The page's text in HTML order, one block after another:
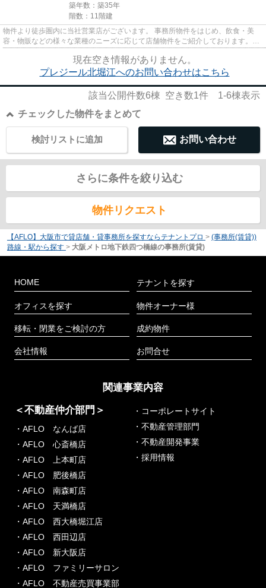
築年数：築35年
階数：11階建
物件より徒歩圏内に当社営業店がございます。 事務所物件をはじめ、飲食・美
容・物販などの様々な業種のニーズに応じて店舗物件をご紹介しております。
尚、弊社ではおとり広告は一切...
現在空き情報がありません。
プレジール北堀江へのお問い合わせはこちら
該当公開件数6棟 空き数1件 1-6棟表示
チェックした物件をまとめて
お問い合わせ
検討リストに追加
さらに条件を絞り込む
物件リクエスト
【AFLO】大阪市で貸店舗・貸事務所を探すならテナントプロ > (事務所(賃貸))
路線・駅から探す > 大阪メトロ地下鉄四つ橋線の事務所(賃貸)
HOME
オフィスを探す
移転・閉業をご検討の方
会社情報
テナントを探す
物件オーナー様
成約物件
お問合せ
関連事業内容
＜不動産仲介部門＞
・AFLO なんば店
・AFLO 心斎橋店
・AFLO 上本町店
・AFLO 肥後橋店
・AFLO 南森町店
・AFLO 天満橋店
・AFLO 西大橋堀江店
・AFLO 西田辺店
・AFLO 新大阪店
・AFLO ファミリーサロン
・AFLO 不動産売買事業部
・コーポレートサイト
・不動産管理部門
・不動産開発事業
・採用情報